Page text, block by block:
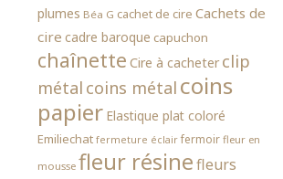
plumes Béa G cachet de cire Cachets de
cire cadre baroque capuchon
chaînette Cire à cacheter clip
métal coins métal coins
papier Elastique plat coloré
Emiliechat fermeture éclair fermoir fleur en
mousse fleur résinefleurs